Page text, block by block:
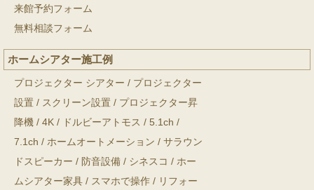
来館予約フォーム
無料相談フォーム
ホームシアター施工例
プロジェクター シアター / プロジェクター
設置 / スクリーン設置 / プロジェクター昇
降機 / 4K / ドルビーアトモス / 5.1ch /
7.1ch / ホームオートメーション / サラウン
ドスピーカー / 防音設備 / シネスコ / ホー
ムシアター家具 / スマホで操作 / リフォー